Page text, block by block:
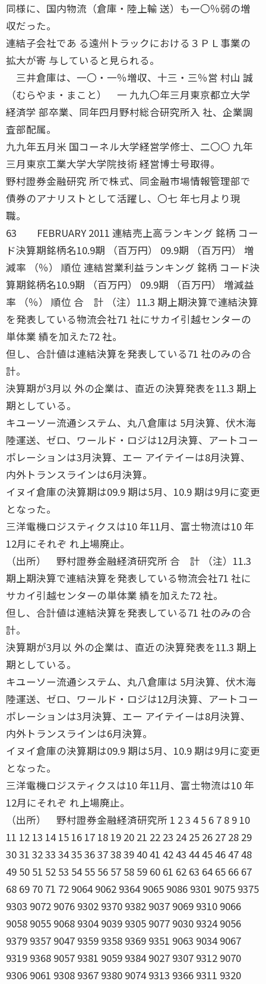
同様に、国内物流（倉庫・陸上輸 送）も一〇％弱の増
収だった。
連結子会社であ る遠州トラックにおける３ＰＬ事業の
拡大が寄 与していると見られる。
三井倉庫は、一〇・一％増収、十三・三％営 村山 誠
（むらやま・まこと） 一 九九〇年三月東京都立大学
経済学 部卒業、同年四月野村総合研究所入 社、企業調
査部配属。
九九年五月米 国コーネル大学経営学修士、二〇〇 九年
三月東京工業大学大学院技術 経営博士号取得。
野村證券金融研究 所で株式、同金融市場情報管理部で
債券のアナリストとして活躍し、〇七 年七月より現
職。
63 FEBRUARY 2011 連結売上高ランキング 銘柄 コー
ド決算期銘柄名10.9期 （百万円） 09.9期 （百万円） 増
減率 （％） 順位 連結営業利益ランキング 銘柄 コード決
算期銘柄名10.9期 （百万円） 09.9期 （百万円） 増減益
率 （％） 順位 合 計 （注）11.3 期上期決算で連結決算
を発表している物流会社71 社にサカイ引越センターの
単体業 績を加えた72 社。
但し、合計値は連結決算を発表している71 社のみの合
計。
決算期が3月以 外の企業は、直近の決算発表を11.3 期上
期としている。
キユーソー流通システム、丸八倉庫は 5月決算、伏木海
陸運送、ゼロ、ワールド・ロジは12月決算、アートコー
ポレーションは3月決算、エー アイテイーは8月決算、
内外トランスラインは6月決算。
イヌイ倉庫の決算期は09.9 期は5月、10.9 期は9月に変更
となった。
三洋電機ロジスティクスは10 年11月、富士物流は10 年
12月にそれぞ れ上場廃止。
（出所） 野村證券金融経済研究所 合 計 （注）11.3
期上期決算で連結決算を発表している物流会社71 社に
サカイ引越センターの単体業 績を加えた72 社。
但し、合計値は連結決算を発表している71 社のみの合
計。
決算期が3月以 外の企業は、直近の決算発表を11.3 期上
期としている。
キユーソー流通システム、丸八倉庫は 5月決算、伏木海
陸運送、ゼロ、ワールド・ロジは12月決算、アートコー
ポレーションは3月決算、エー アイテイーは8月決算、
内外トランスラインは6月決算。
イヌイ倉庫の決算期は09.9 期は5月、10.9 期は9月に変更
となった。
三洋電機ロジスティクスは10 年11月、富士物流は10 年
12月にそれぞ れ上場廃止。
（出所） 野村證券金融経済研究所 1 2 3 4 5 6 7 8 9 10
11 12 13 14 15 16 17 18 19 20 21 22 23 24 25 26 27 28 29
30 31 32 33 34 35 36 37 38 39 40 41 42 43 44 45 46 47 48
49 50 51 52 53 54 55 56 57 58 59 60 61 62 63 64 65 66 67
68 69 70 71 72 9064 9062 9364 9065 9086 9301 9075 9375
9303 9072 9076 9302 9370 9382 9037 9069 9310 9066
9058 9055 9068 9304 9039 9305 9077 9030 9324 9056
9379 9357 9047 9359 9358 9369 9351 9063 9034 9067
9319 9368 9057 9381 9059 9384 9027 9307 9312 9070
9306 9061 9308 9367 9380 9074 9313 9366 9311 9320